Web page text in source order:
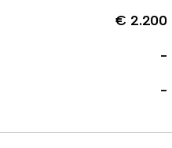
€ 2.200
-
-